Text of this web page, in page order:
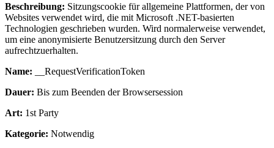
Beschreibung: Sitzungscookie für allgemeine Plattformen, der von
Websites verwendet wird, die mit Microsoft .NET-basierten
Technologien geschrieben wurden. Wird normalerweise verwendet,
um eine anonymisierte Benutzersitzung durch den Server
aufrechtzuerhalten.
Name: __RequestVerificationToken
Dauer: Bis zum Beenden der Browsersession
Art: 1st Party
Kategorie: Notwendig